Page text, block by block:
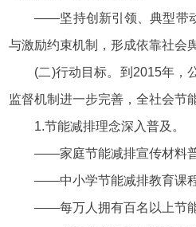
——坚持创新引领、典型带
与激励约束机制，形成依靠社会
(二)行动目标。到2015年，公
监督机制进一步完善，全社会节
1.节能减排理念深入普及。
——家庭节能减排宣传材料
——中小学节能减排教育课
——每万人拥有百名以上节